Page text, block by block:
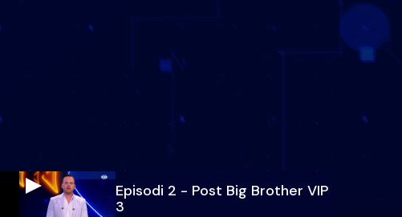
Episodi 2 - Post Big Brother VIP
3